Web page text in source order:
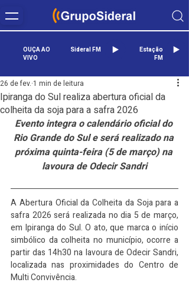
OUÇA AO
VIVO
Sideral FM
Estação
FM
Ipiranga do Sul realiza abertura oficial da
colheita da soja para a safra 2026
26 de fev. 1 min de leitura
Evento integra o calendário oficial do
Rio Grande do Sul e será realizado na
próxima quinta-feira (5 de março) na
lavoura de Odecir Sandri
A Abertura Oficial da Colheita da Soja para a
safra 2026 será realizada no dia 5 de março,
em Ipiranga do Sul. O ato, que marca o início
simbólico da colheita no município, ocorre a
partir das 14h30 na lavoura de Odecir Sandri,
localizada nas proximidades do Centro de
Multi Convivência.